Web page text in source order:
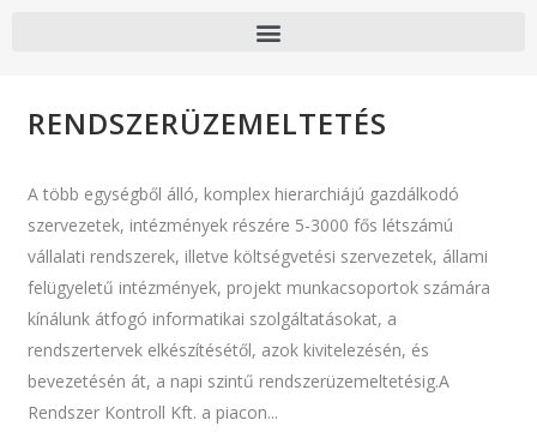
RENDSZERÜZEMELTETÉS
A több egységből álló, komplex hierarchiájú gazdálkodó
szervezetek, intézmények részére 5-3000 fős létszámú
vállalati rendszerek, illetve költségvetési szervezetek, állami
felügyeletű intézmények, projekt munkacsoportok számára
kínálunk átfogó informatikai szolgáltatásokat, a
rendszertervek elkészítésétől, azok kivitelezésén, és
bevezetésén át, a napi szintű rendszerüzemeltetésig.A
Rendszer Kontroll Kft. a piacon...